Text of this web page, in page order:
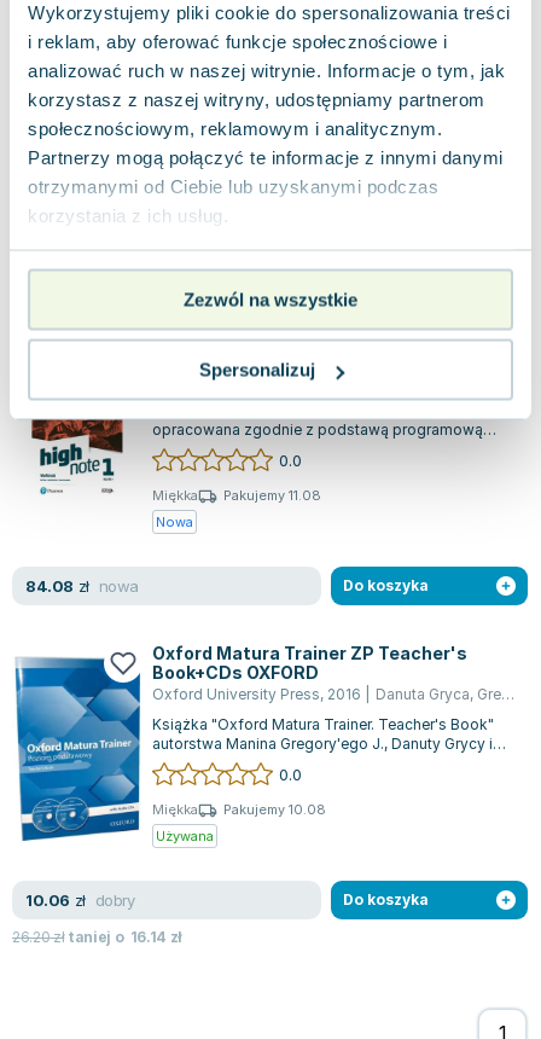
Wykorzystujemy pliki cookie do spersonalizowania treści
i reklam, aby oferować funkcje społecznościowe i
analizować ruch w naszej witrynie. Informacje o tym, jak
korzystasz z naszej witryny, udostępniamy partnerom
społecznościowym, reklamowym i analitycznym.
Partnerzy mogą połączyć te informacje z innymi danymi
otrzymanymi od Ciebie lub uzyskanymi podczas
korzystania z ich usług.
Zezwól na wszystkie
Spersonalizuj
Repetytorium z języka angielskiego dla
liceów i techników. Poziom rozszerzony +
eBook
Preston Publishing,2022 | praca zbiorowa,Sue Kay
Repetytorium z języka angielskiego dla licealistów i
uczniów techników to jednotomowe wydanie, które
integruje materiał poziomu ro...
Miękka
Pakujemy 11.08
Nowa
143.70zł nowa Do koszyka
High Note 1. Workbook + kod (Interactive
Workbook)
Pearson,2020| Catrin Elen Morris
opracowana zgodnie z podstawą programową
obowiązującą od września 2019 roku dla li...
0.0
Miękka
Pakujemy 11.08
Nowa
84.08 zł nowa Do koszyka
Oxford Matura Trainer ZP Teacher's
Book+CDs OXFORD
Oxford University Press, 2016 Danuta Gryca, Gregory J. Manin
Książka "Oxford Matura Trainer. Teacher's Book"
autorstwa Manina Gregory'ego J., Danuty Grycy i
Joanny Sobierskiej, wydana przez O...
0.0
Miękka
Pakujemy 10.08
Używana
10.06 zł dobry
26.20złtaniej o 16.14 zł
Do koszyka